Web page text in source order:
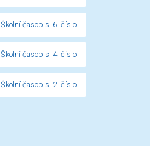
Školní časopis, 6. číslo
Školní časopis, 4. číslo
Školní časopis, 2. číslo